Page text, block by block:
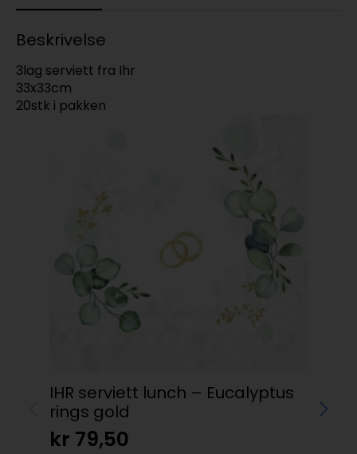
Beskrivelse
3lag serviett fra Ihr
33x33cm
20stk i pakken
IHR serviett lunch – Eucalyptus
rings gold
kr 79,50